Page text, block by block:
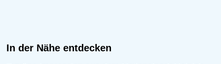
erleben und zur Ruhe zu kommen. Wir
In der Nähe entdecken